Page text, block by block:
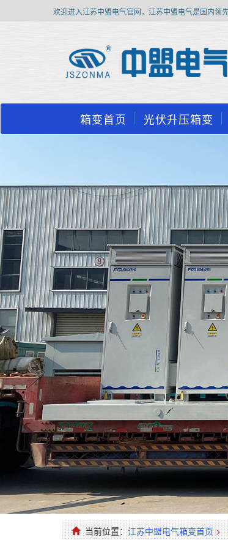
欢迎进入江苏中盟电气官网，江苏中盟电气是国内领
箱变首页 光伏升压箱变
当前位置：江苏中盟电气箱变首页 >